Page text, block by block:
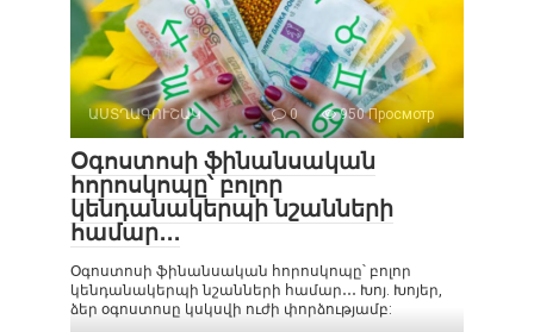
ԱՍՏՂԱԳՈՒՇԱԿ 0 950 Просмотр
Օգոստոսի ֆինանսական
հորոսկոպը՝ բոլոր
կենդանակերպի նշանների
համար․․․
Օգոստոսի ֆինանսական հորոսկոպը՝ բոլոր
կենդանակերպի նշանների համար․․․ Խոյ. Խոյեր,
ձեր օգոստոսը կսկսվի ուժի փորձությամբ: